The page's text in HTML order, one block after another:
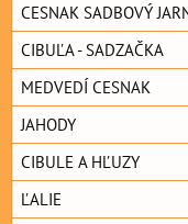
CESNAK SADBOVÝ
CIBUĽA - SADZAČKA
MEDVEDÍ CESNAK
JAHODY
CIBULE A HĽUZY
ĽALIE